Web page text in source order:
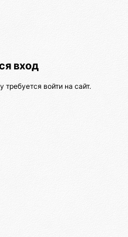
вход
требуется войти на сайт.